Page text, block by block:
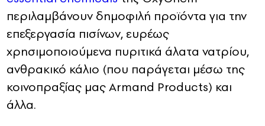
περιλαμβάνουν δημοφιλή προϊόντα για την
επεξεργασία πισίνων, ευρέως
χρησιμοποιούμενα πυριτικά άλατα νατρίου,
ανθρακικό κάλιο (που παράγεται μέσω της
κοινοπραξίας μας Armand Products) και
άλλα.